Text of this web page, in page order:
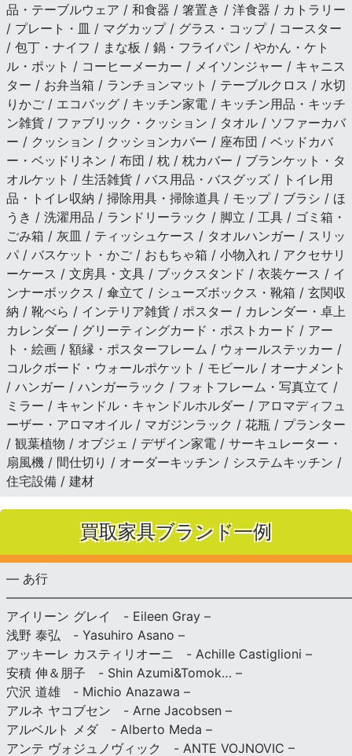
品・テーブルウェア / 和食器 / 箸置き / 洋食器 / カトラリー
/ プレート・皿 / マグカップ / グラス・コップ / コースター
/ 包丁・ナイフ / まな板 / 鍋・フライパン / やかん・ケト
ル・ポット / コーヒーメーカー / メイソンジャー / キャニス
ター / お弁当箱 / ランチョンマット / テーブルクロス / 水切
りかご / エコバッグ / キッチン家電 / キッチン用品・キッチ
ン雑貨 / ファブリック・クッション / タオル / ソファーカバ
ー / クッション / クッションカバー / 座布団 / ベッドカバ
ー・ベッドリネン / 布団 / 枕 / 枕カバー / ブランケット・タ
オルケット / 生活雑貨 / バス用品・バスグッズ / トイレ用
品・トイレ収納 / 掃除用具・掃除道具 / モップ / ブラシ / ほ
うき / 洗濯用品 / ランドリーラック / 脚立 / 工具 / ゴミ箱・
ごみ箱 / 灰皿 / ティッシュケース / タオルハンガー / スリッ
パ / バスケット・かご / おもちゃ箱 / 小物入れ / アクセサリ
ーケース / 文房具・文具 / ブックスタンド / 衣装ケース / イ
ンナーボックス / 傘立て / シューズボックス・靴箱 / 玄関収
納 / 靴べら / インテリア雑貨 / ポスター / カレンダー・卓上
カレンダー / グリーティングカード・ポストカード / アー
ト・絵画 / 額縁・ポスターフレーム / ウォールステッカー /
コルクボード・ウォールポケット / モビール / オーナメント
/ ハンガー / ハンガーラック / フォトフレーム・写真立て /
ミラー / キャンドル・キャンドルホルダー / アロマディフュ
ーザー・アロマオイル / マガジンラック / 花瓶 / プランター
/ 観葉植物 / オブジェ / デザイン家電 / サーキュレーター・
扇風機 / 間仕切り / オーダーキッチン / システムキッチン /
住宅設備 / 建材
買取家具ブランド一例
— あ行
アイリーン グレイ - Eileen Gray –
浅野 泰弘 - Yasuhiro Asano –
アッキーレ カスティリオーニ - Achille Castiglioni –
安積 伸＆朋子 - Shin Azumi&Tomok… –
穴沢 道雄 - Michio Anazawa –
アルネ ヤコブセン - Arne Jacobsen –
アルベルト メダ - Alberto Meda –
アンテ ヴォジュノヴィック - ANTE VOJNOVIC –